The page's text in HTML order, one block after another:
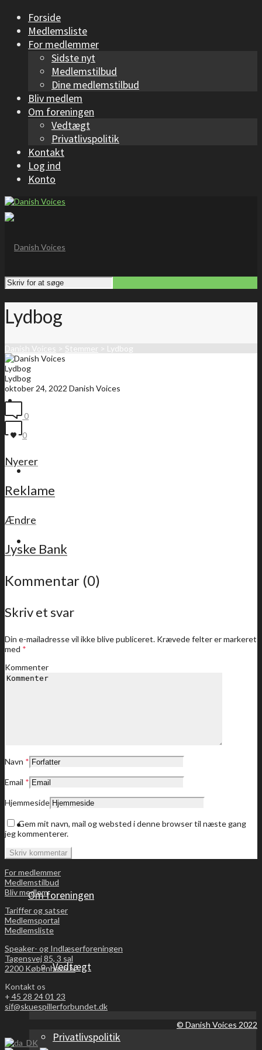
Forside
Medlemsliste
For medlemmer
Sidste nyt
Medlemstilbud
Dine medlemstilbud
Bliv medlem
Om foreningen
Vedtægt
Privatlivspolitik
Kontakt
Log ind
Konto
Forside
Medlemsliste
For medlemmer
Sidste nyt
Dine medlemstilbud
Bliv medlem
Om foreningen
Vedtægt
Privatlivspolitik
Lydbog
Danish Voices > Stemmer > Lydbog
Lydbog
Lydbog
oktober 24, 2022 Danish Voices
0
0
Nyerer
Reklame
Ændre
Jyske Bank
Kommentar (0)
Skriv et svar
Din e-mailadresse vil ikke blive publiceret. Krævede felter er markeret
med *
Kommenter
Navn *
Email *
Hjemmeside
Gem mit navn, mail og websted i denne browser til næste gang
jeg kommenterer.
For medlemmer
Medlemstilbud
Bliv medlem
Tariffer og satser
Medlemsportal
Medlemsliste
Speaker- og Indlæserforeningen
Tagensvej 85, 3 sal
2200 København N
Kontakt os
+ 45 28 24 01 23
sif@skuespillerforbundet.dk
© Danish Voices 2022